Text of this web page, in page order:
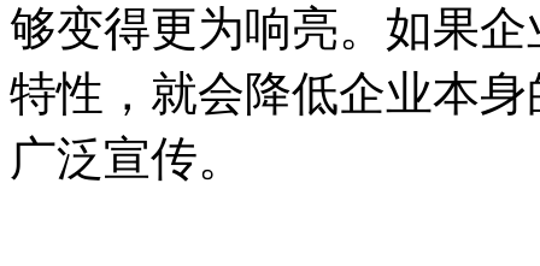
够变得更为响亮。如果
特性，就会降低企业本
广泛宣传。